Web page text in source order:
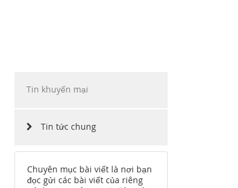
Tin khuyến mại
Tin tức chung
Chuyên mục bài viết là nơi bạn
đọc gửi các bài viết của riêng